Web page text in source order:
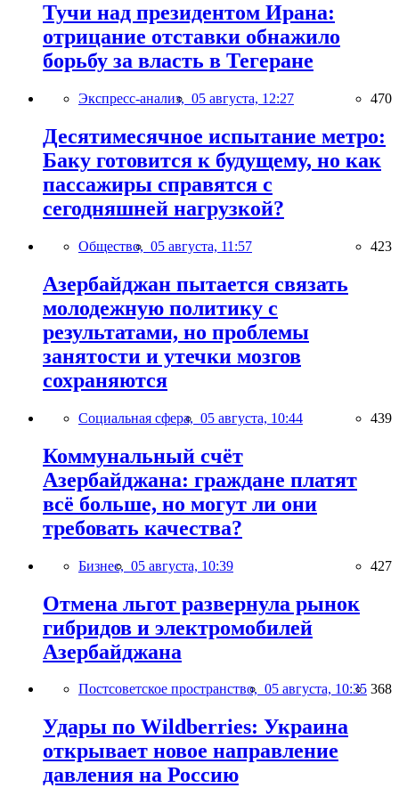
Тучи над президентом Ирана:
отрицание отставки обнажило
борьбу за власть в Тегеране
Экспресс-анализ, 05 августа, 12:27 470
Десятимесячное испытание метро:
Баку готовится к будущему, но как
пассажиры справятся с
сегодняшней нагрузкой?
Общество, 05 августа, 11:57 423
Азербайджан пытается связать
молодежную политику с
результатами, но проблемы
занятости и утечки мозгов
сохраняются
Социальная сфера, 05 августа, 10:44 439
Коммунальный счёт
Азербайджана: граждане платят
всё больше, но могут ли они
требовать качества?
Бизнес, 05 августа, 10:39 427
Отмена льгот развернула рынок
гибридов и электромобилей
Азербайджана
Постсоветское пространство, 05 августа, 10:35 368
Удары по Wildberries: Украина
открывает новое направление
давления на Россию